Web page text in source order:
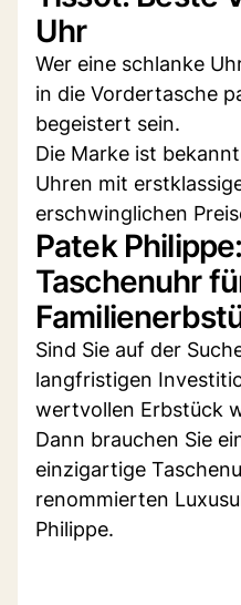
Uhr
Wer eine schlanke
in die Vordertasche
begeistert sein.
Die Marke ist
Uhren mit
erschwinglichen
Patek
Taschenuhr
Sind Sie auf der
langfristigen
wertvollen Erbstück
Dann brauchen Sie
einzigartige
renommierten
Philippe.